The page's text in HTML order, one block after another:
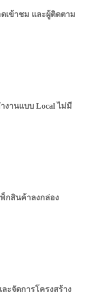
ดเข้าชม และผู้ติดตาม
งานแบบ Local ไม่มี
กสินค้าลงกล่อง
ละจัดการโครงสร้าง